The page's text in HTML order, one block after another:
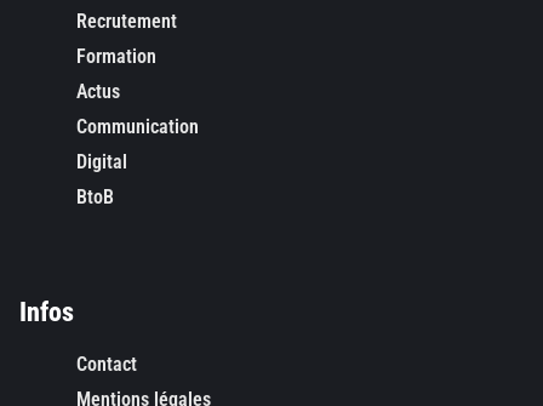
Recrutement
Formation
Actus
Communication
Digital
BtoB
Infos
Contact
Mentions légales